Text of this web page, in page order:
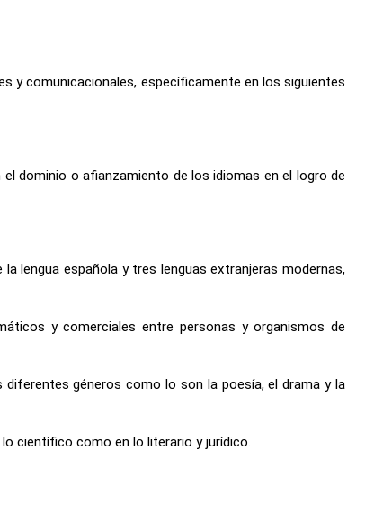
y comunicacionales, específicamente en los siguientes
dominio o afianzamiento de los idiomas en el logro de
lengua española y tres lenguas extranjeras modernas,
y comerciales entre personas y organismos de
géneros como lo son la poesía, el drama y la
científico como en lo literario y jurídico.